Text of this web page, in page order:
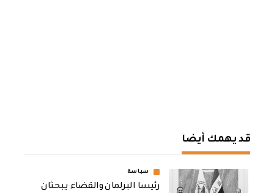
قد يهمك أيضا
سياسة
رئيسا البرلمان والقضاء يبحثان